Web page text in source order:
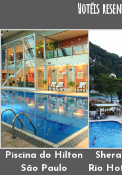
Hotéis
Piscina do Hilton
São Paulo
Rio